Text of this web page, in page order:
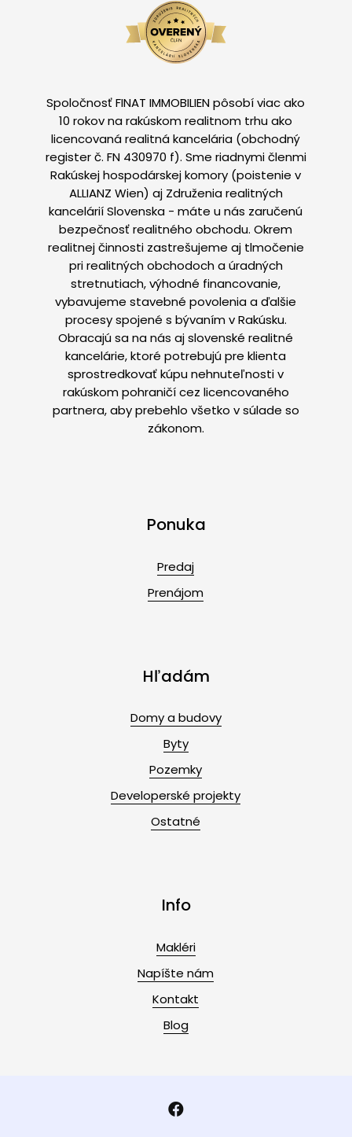
Spoločnosť FINAT IMMOBILIEN pôsobí viac ako
10 rokov na rakúskom realitnom trhu ako
licencovaná realitná kancelária (obchodný
register č. FN 430970 f). Sme riadnymi členmi
Rakúskej hospodárskej komory (poistenie v
ALLIANZ Wien) aj Združenia realitných
kancelárií Slovenska - máte u nás zaručenú
bezpečnosť realitného obchodu. Okrem
realitnej činnosti zastrešujeme aj tlmočenie
pri realitných obchodoch a úradných
stretnutiach, výhodné financovanie,
vybavujeme stavebné povolenia a ďalšie
procesy spojené s bývaním v Rakúsku.
Obracajú sa na nás aj slovenské realitné
kancelárie, ktoré potrebujú pre klienta
sprostredkovať kúpu nehnuteľnosti v
rakúskom pohraničí cez licencovaného
partnera, aby prebehlo všetko v súlade so
zákonom.
Ponuka
Predaj
Prenájom
Hľadám
Domy a budovy
Byty
Pozemky
Developerské projekty
Ostatné
Info
Makléri
Napíšte nám
Kontakt
Blog